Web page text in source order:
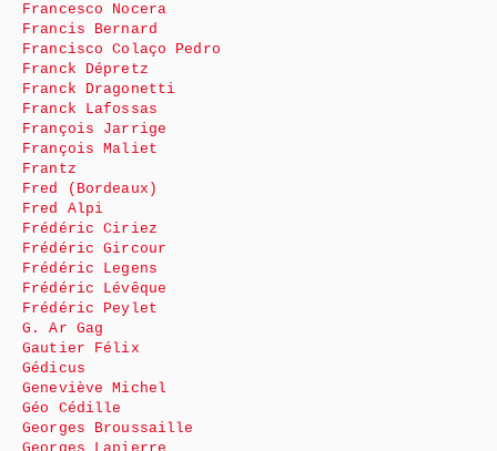
Francesco Nocera
Francis Bernard
Francisco Colaço Pedro
Franck Dépretz
Franck Dragonetti
Franck Lafossas
François Jarrige
François Maliet
Frantz
Fred (Bordeaux)
Fred Alpi
Frédéric Ciriez
Frédéric Gircour
Frédéric Legens
Frédéric Lévêque
Frédéric Peylet
G. Ar Gag
Gautier Félix
Gédicus
Geneviève Michel
Géo Cédille
Georges Broussaille